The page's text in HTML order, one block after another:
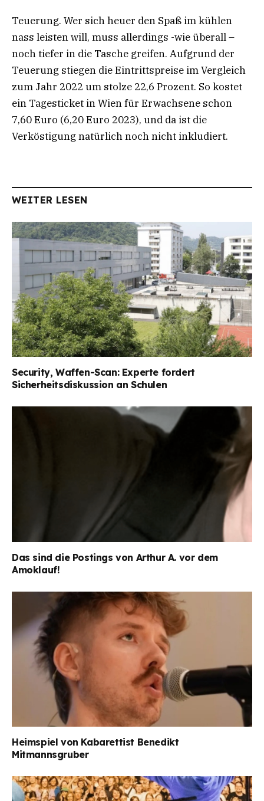
Teuerung. Wer sich heuer den Spaß im kühlen
nass leisten will, muss allerdings -wie überall –
noch tiefer in die Tasche greifen. Aufgrund der
Teuerung stiegen die Eintrittspreise im Vergleich
zum Jahr 2022 um stolze 22,6 Prozent. So kostet
ein Tagesticket in Wien für Erwachsene schon
7,60 Euro (6,20 Euro 2023), und da ist die
Verköstigung natürlich noch nicht inkludiert.
WEITER LESEN
Security, Waffen-Scan: Experte fordert
Sicherheitsdiskussion an Schulen
Das sind die Postings von Arthur A. vor dem
Amoklauf!
Heimspiel von Kabarettist Benedikt
Mitmannsgruber